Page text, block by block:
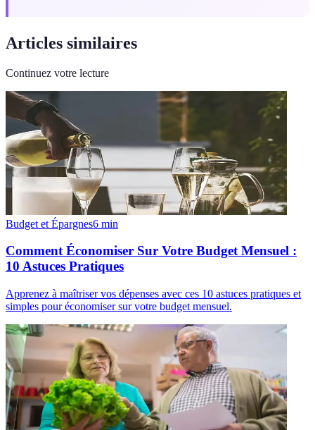
Articles similaires
Continuez votre lecture
Budget et Épargnes6 min
Comment Économiser Sur Votre Budget Mensuel :
10 Astuces Pratiques
Apprenez à maîtriser vos dépenses avec ces 10 astuces pratiques et
simples pour économiser sur votre budget mensuel.